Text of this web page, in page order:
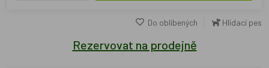
Do oblíbených Hlídací pes
Rezervovat na prodejně